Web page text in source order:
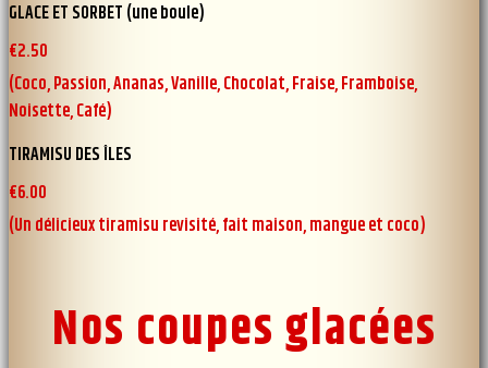
GLACE ET SORBET (une boule)
€2.50
(Coco, Passion, Ananas, Vanille, Chocolat, Fraise, Framboise,
Noisette, Café)
TIRAMISU DES ÎLES
€6.00
(Un délicieux tiramisu revisité, fait maison, mangue et coco)
Nos coupes glacées